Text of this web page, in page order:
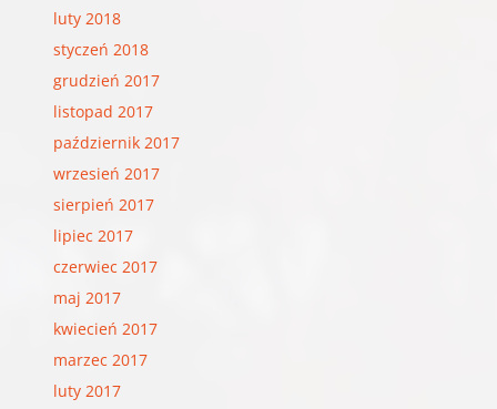
luty 2018
styczeń 2018
grudzień 2017
listopad 2017
październik 2017
wrzesień 2017
sierpień 2017
lipiec 2017
czerwiec 2017
maj 2017
kwiecień 2017
marzec 2017
luty 2017